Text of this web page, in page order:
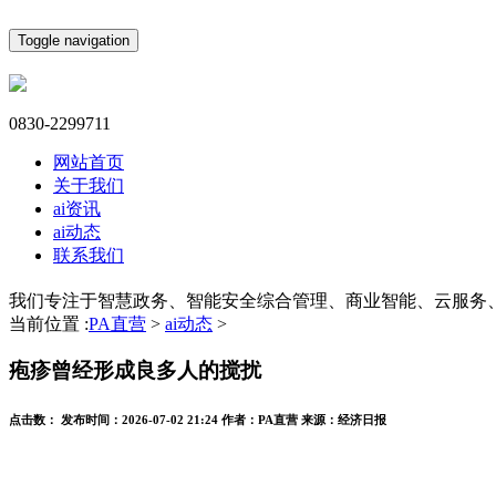
Toggle navigation
0830-2299711
网站首页
关于我们
ai资讯
ai动态
联系我们
我们专注于智慧政务、智能安全综合管理、商业智能、云服务
当前位置 :PA直营 > ai动态 >
疱疹曾经形成良多人的搅扰
点击数： 发布时间： 2026-07-02 21:24 作者： PA直营 来源： 经济日报